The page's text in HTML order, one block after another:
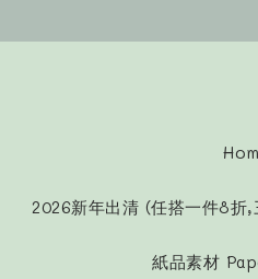
2026新年出清 (任搭一件8折
紙品素材